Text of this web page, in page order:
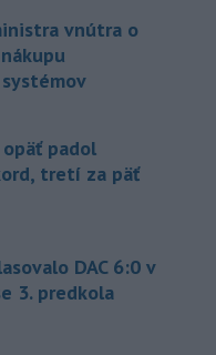
vnútra o
padol
tretí za päť
DAC 6:0 v
3. predkola